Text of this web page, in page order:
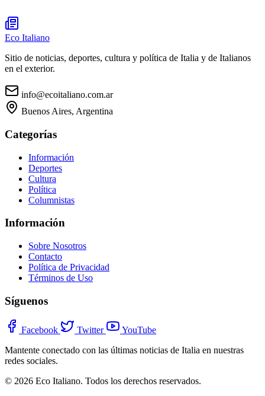
Eco Italiano
Sitio de noticias, deportes, cultura y política de Italia y de Italianos
en el exterior.
info@ecoitaliano.com.ar
Buenos Aires, Argentina
Categorías
Información
Deportes
Cultura
Política
Columnistas
Información
Sobre Nosotros
Contacto
Política de Privacidad
Términos de Uso
Síguenos
Facebook Twitter
YouTube
Mantente conectado con las últimas noticias de Italia en nuestras
redes sociales.
© 2026 Eco Italiano. Todos los derechos reservados.